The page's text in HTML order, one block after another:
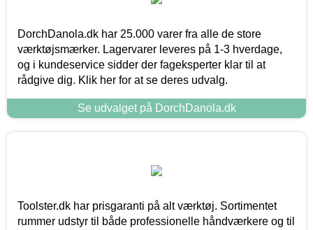
DorchDanola.dk har 25.000 varer fra alle de store
værktøjsmærker. Lagervarer leveres på 1-3 hverdage,
og i kundeservice sidder der fageksperter klar til at
rådgive dig. Klik her for at se deres udvalg.
Se udvalget på DorchDanola.dk
Toolster.dk har prisgaranti på alt værktøj. Sortimentet
rummer udstyr til både professionelle håndværkere og til